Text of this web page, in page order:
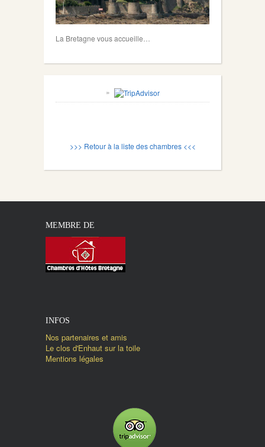
La Bretagne vous accueille…
>>> Retour à la liste des chambres <<<
MEMBRE DE
INFOS
Nos partenaires et amis
Le clos d'Enhaut sur la toile
Mentions légales